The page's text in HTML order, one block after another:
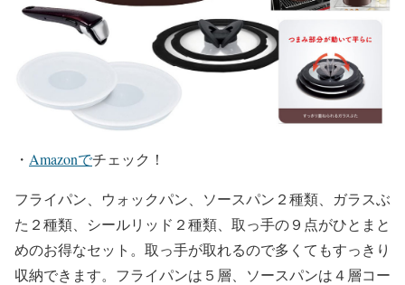
・ Amazonでチェック！
フライパン、ウォックパン、ソースパン２種類、ガラスぶ
た２種類、シールリッド２種類、取っ手の９点がひとまと
めのお得なセット。取っ手が取れるので多くてもすっきり
収納できます。フライパンは５層、ソースパンは４層コー